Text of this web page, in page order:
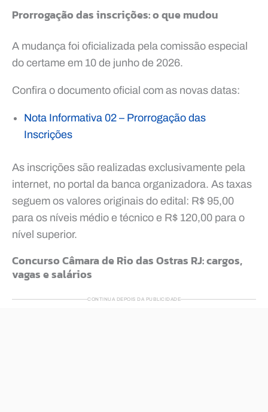
Prorrogação das inscrições: o que mudou
A mudança foi oficializada pela comissão especial
do certame em 10 de junho de 2026.
Confira o documento oficial com as novas datas:
Nota Informativa 02 – Prorrogação das
Inscrições
As inscrições são realizadas exclusivamente pela
internet, no portal da banca organizadora. As taxas
seguem os valores originais do edital: R$ 95,00
para os níveis médio e técnico e R$ 120,00 para o
nível superior.
Concurso Câmara de Rio das Ostras RJ: cargos,
vagas e salários
CONTINUA DEPOIS DA PUBLICIDADE